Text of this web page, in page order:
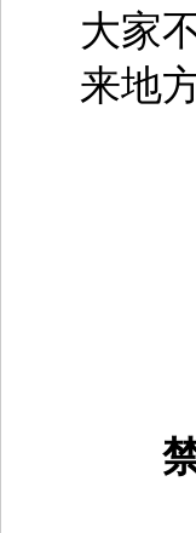
大家
来地